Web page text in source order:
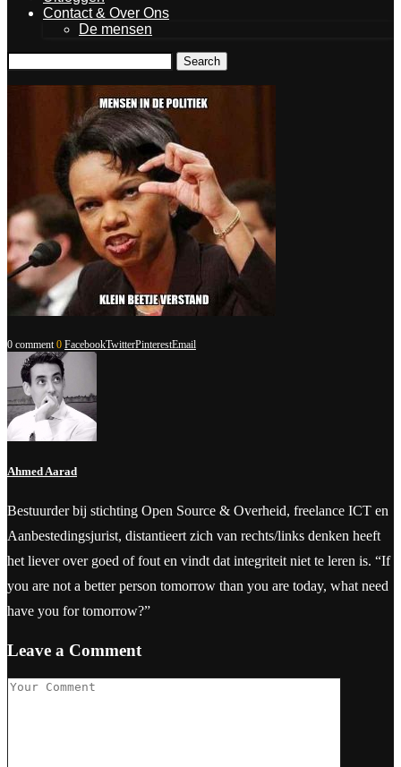
Contact & Over Ons
De mensen
Search
0 comment 0 FacebookTwitterPinterestEmail
Ahmed Aarad
Bestuurder bij stichting Open Source & Overheid, freelance ICT en
Aanbestedingsjurist, distantieert zich van rechts/links denken heeft
het liever over goed of fout en vindt dat integriteit niet te leren is. “If
you are not a better person tomorrow than you are today, what need
have you for tomorrow?”
Leave a Comment